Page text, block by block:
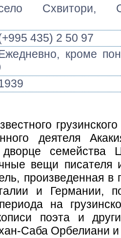
Схвитори,
435) 2 50 97
кроме
деятеля
семейства
вещи писателя
произведенная в
и Германии,
на
поэта и
Саба Орбелиани и